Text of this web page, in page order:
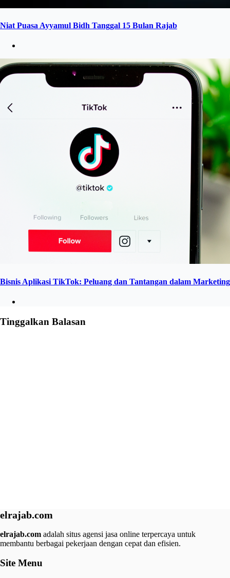
Niat Puasa Ayyamul Bidh Tanggal 15 Bulan Rajab
Bisnis Aplikasi TikTok: Peluang dan Tantangan dalam Marketing
Tinggalkan Balasan
elrajab.com
elrajab.com adalah situs agensi jasa online terpercaya untuk
membantu berbagai pekerjaan dengan cepat dan efisien.
Site Menu